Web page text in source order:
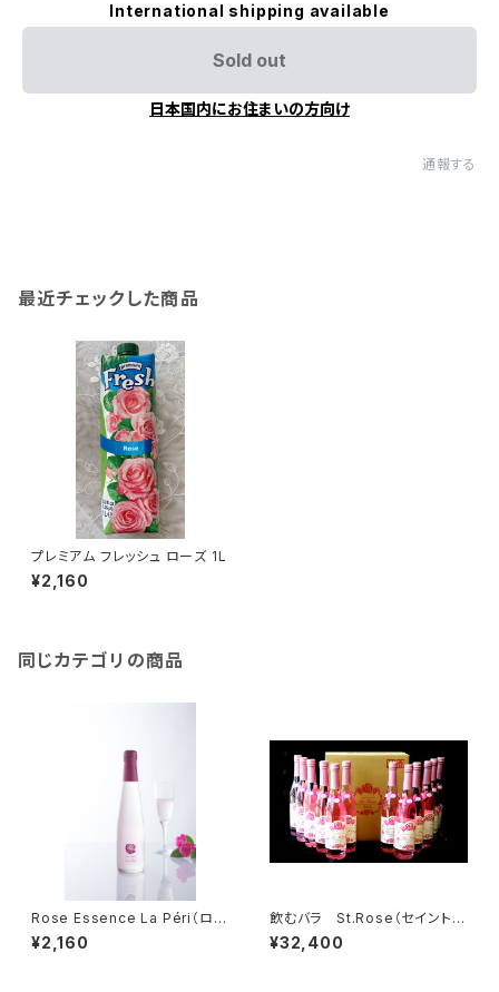
International shipping available
Sold out
日本国内にお住まいの方向け
通報する
最近チェックした商品
プレミアム フレッシュ ローズ 1L
¥2,160
同じカテゴリの商品
Rose Essence La Péri（ロー
ズエッセンス ラ・ペリ）
¥2,160
飲むバラ St.Rose（セイントロ
ーズ）
¥32,400